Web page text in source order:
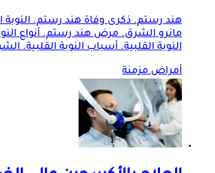
هند رستم. ذكرى وفاة هند رستم. النوبة
مانرو الشرق. مرض هند رستم. أنواع
النوبة القلبية. أسباب النوبة القلبية.
أمراض مزمنة